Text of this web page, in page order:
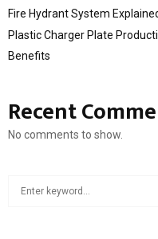
Fire Hydrant System
Plastic Charger Plate
Benefits
Recent
No comments to show.